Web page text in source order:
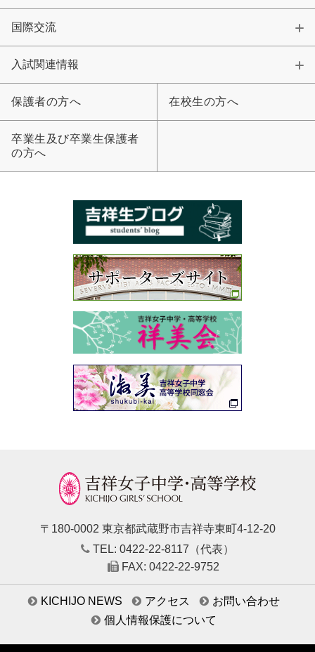
国際交流
入試関連情報
保護者の方へ 在校生の方へ
卒業生及び卒業生保護者
の方へ
〒180-0002 東京都武蔵野市吉祥寺東町4-12-20
TEL: 0422-22-8117（代表）
FAX: 0422-22-9752
KICHIJO NEWS アクセス
お問い合わせ
個人情報保護について